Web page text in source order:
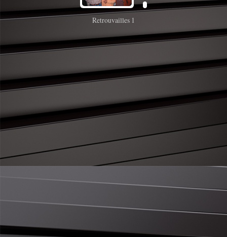
Retrouvailles 1